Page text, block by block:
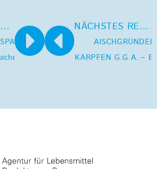
NÄCHSTES REZEPT
AISCHGRÜNDER
KARPFEN G.G.A. –
VORHERIGES REZEPT